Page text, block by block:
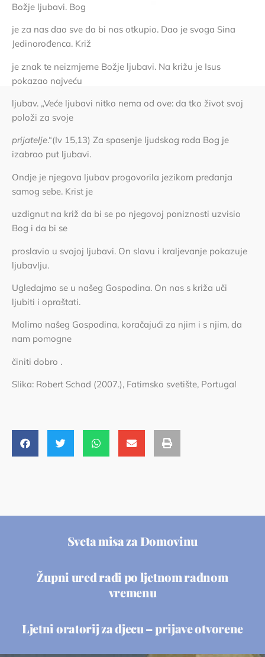
Božje ljubavi. Bog
je za nas dao sve da bi nas otkupio. Dao je svoga Sina
Jedinorođenca. Križ
je znak te neizmjerne Božje ljubavi. Na križu je Isus
pokazao najveću
ljubav. „Veće ljubavi nitko nema od ove: da tko život svoj
položi za svoje
prijatelje.“(Iv 15,13) Za spasenje ljudskog roda Bog je
izabrao put ljubavi.
Ondje je njegova ljubav progovorila jezikom predanja
samog sebe. Krist je
uzdignut na križ da bi se po njegovoj poniznosti uzvisio
Bog i da bi se
proslavio u svojoj ljubavi. On slavu i kraljevanje pokazuje
ljubavlju.
Ugledajmo se u našeg Gospodina. On nas s križa uči
ljubiti i opraštati.
Molimo našeg Gospodina, koračajući za njim i s njim, da
nam pomogne
činiti dobro .
Slika: Robert Schad (2007.), Fatimsko svetište, Portugal
Sveta misa za Domovinu
Župni ured radi po ljetnom radnom
vremenu
Ljetni oratorij za djecu – prijave otvorene